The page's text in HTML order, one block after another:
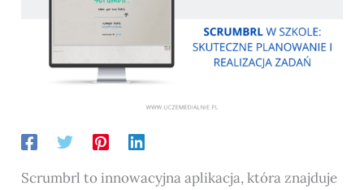
Scrumbrl to innowacyjna aplikacja, która znajduje